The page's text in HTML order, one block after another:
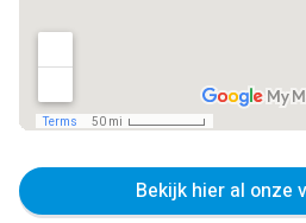
Bekijk hier al onze